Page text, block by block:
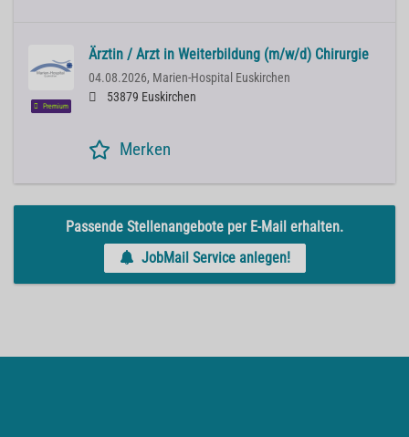
Premium
Ärztin / Arzt in Weiterbildung (m/w/d) Chirurgie
04.08.2026, Marien-Hospital Euskirchen
53879 Euskirchen
Merken
Passende Stellenangebote per E-Mail erhalten.
JobMail Service anlegen!